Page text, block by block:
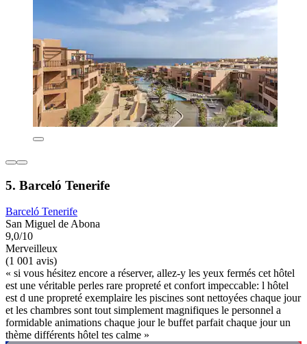
5. Barceló Tenerife
Barceló Tenerife
San Miguel de Abona
9,0/10
Merveilleux
(1 001 avis)
« si vous hésitez encore a réserver, allez-y les yeux fermés cet hôtel
est une véritable perles rare propreté et confort impeccable: l hôtel
est d une propreté exemplaire les piscines sont nettoyées chaque jour
et les chambres sont tout simplement magnifiques le personnel a
formidable animations chaque jour le buffet parfait chaque jour un
thème différents hôtel tes calme »